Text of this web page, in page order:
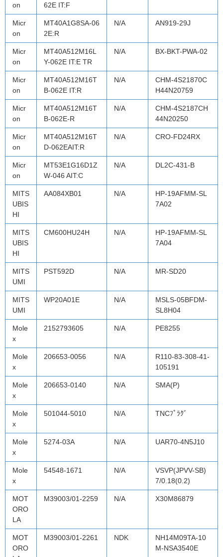
on
62E IT:F
Micr
on
MT40A1G8SA-06
2E:R
N/A AN919-29J
Micr
on
MT40A512M16L
Y-062E IT:E TR
N/A BX-BKT-PWA-02
Micr
on
MT40A512M16T
B-062E IT:R
N/A
CHM-4S21870C
H44N20759
Micr
on
MT40A512M16T
B-062E-R
N/A
CHM-4S2187CH
44N20250
Micr
on
MT40A512M16T
D-062EAIT:R
N/A CRO-FD24RX
Micr
on
MT53E1G16D1Z
W-046 AIT:C
N/A DL2C-431-B
MITS
UBIS
HI
AA084XB01 N/A
HP-19AFMM-SL
7A02
MITS
UBIS
HI
CM600HU24H N/A
HP-19AFMM-SL
7A04
MITS
UMI
PST592D N/A MR-SD20
MITS
UMI
WP20A01E N/A
MSLS-05BFDM-
SL8H04
Mole
x
2152793605 N/A PE8255
Mole
x
206653-0056 N/A
R110-83-308-41-
105191
Mole
x
206653-0140 N/A SMA(P)
Mole
x
501044-5010 N/A TNCﾌﾟﾗｸﾞ
Mole
x
5274-03A N/A UAR70-4N5J10
Mole
x
54548-1671 N/A
VSVP(JPVV-SB)
7/0.18(0.2)
MOT
ORO
LA
M39003/01-2259 N/A X30M86879
MOT
ORO
M39003/01-2261 NDK
NH14M09TA-10
M-NSA3540E